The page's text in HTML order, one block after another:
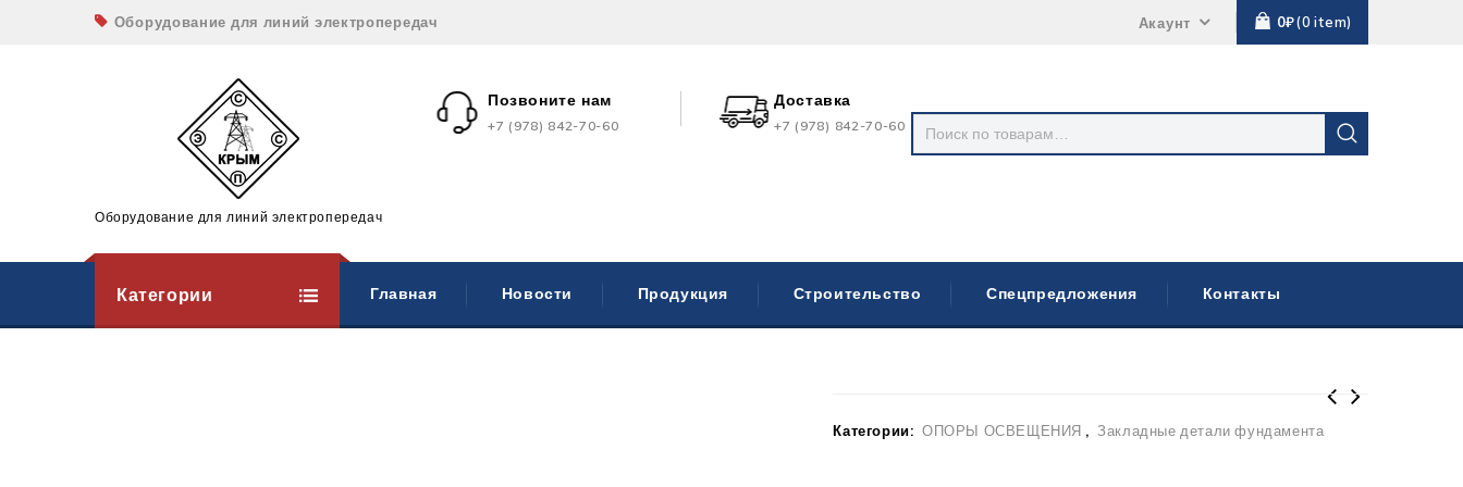
Оборудование для линий электропередач Акаунт 0₽ 0 item
Оборудование для линий электропередач
Позвоните нам
+7 (978) 842-70-60
Доставка
+7 (978) 842-70-60
Категории Главная Новости Продукция Строительство Спецпредложения Контакты
Категории: ОПОРЫ ОСВЕЩЕНИЯ , Закладные детали фундамента